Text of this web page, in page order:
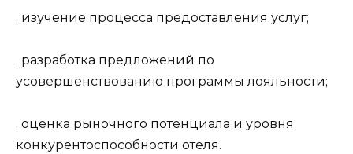
. изучение процесса предоставления услуг;
. разработка предложений по
усовершенствованию программы лояльности;
. оценка рыночного потенциала и уровня
конкурентоспособности отеля.